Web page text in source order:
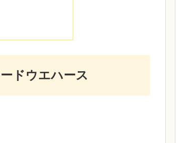
ドウエハース